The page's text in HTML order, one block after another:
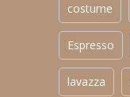
costume
Espresso
lavazza